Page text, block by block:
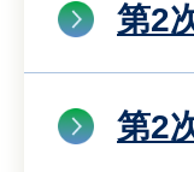
第2
第2